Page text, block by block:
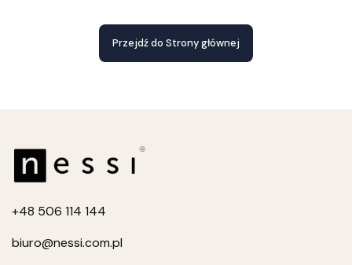
Przejdź do Strony głównej
+48 506 114 144
biuro@nessi.com.pl